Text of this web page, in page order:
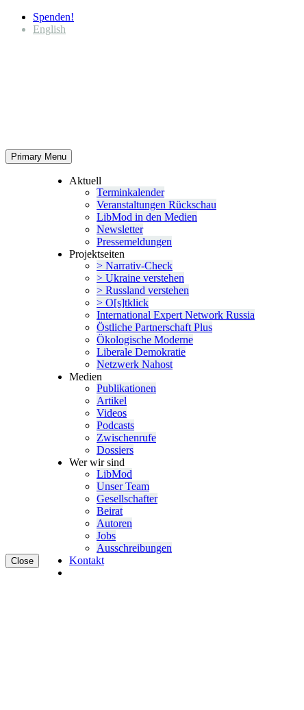
Spenden!
English
Primary Menu
Close
Aktuell
Termin­ka­lender
Veran­stal­tungen Rückschau
LibMod in den Medien
Newsletter
Presse­mel­dungen
Projekt­seiten
> Narrativ-Check
> Ukraine verstehen
> Russland verstehen
> O[s]tklick
Inter­na­tional Expert Network Russia
Östliche Partner­schaft Plus
Ökolo­gische Moderne
Liberale Demokratie
Netzwerk Nahost
Medien
Publi­ka­tionen
Artikel
Videos
Podcasts
Zwischenrufe
Dossiers
Wer wir sind
LibMod
Unser Team
Gesell­schafter
Beirat
Autoren
Jobs
Ausschrei­bungen
Kontakt